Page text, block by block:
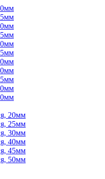
20мм
25мм
30мм
40мм
45мм
50мм